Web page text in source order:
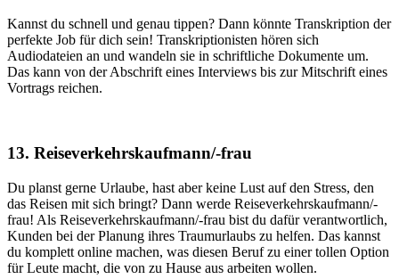
Kannst du schnell und genau tippen? Dann könnte Transkription der
perfekte Job für dich sein! Transkriptionisten hören sich
Audiodateien an und wandeln sie in schriftliche Dokumente um.
Das kann von der Abschrift eines Interviews bis zur Mitschrift eines
Vortrags reichen.
13. Reiseverkehrskaufmann/-frau
Du planst gerne Urlaube, hast aber keine Lust auf den Stress, den
das Reisen mit sich bringt? Dann werde Reiseverkehrskaufmann/-
frau! Als Reiseverkehrskaufmann/-frau bist du dafür verantwortlich,
Kunden bei der Planung ihres Traumurlaubs zu helfen. Das kannst
du komplett online machen, was diesen Beruf zu einer tollen Option
für Leute macht, die von zu Hause aus arbeiten wollen.